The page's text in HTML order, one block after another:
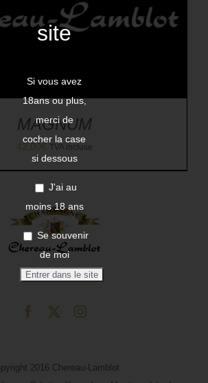
MAGNUM
42,00€ TVA incluse
2016 Chereau-Lamblot
site
Si vous avez
18ans ou plus,
merci de
cocher la case
si dessous
J'ai au
moins 18 ans
Se souvenir
de moi